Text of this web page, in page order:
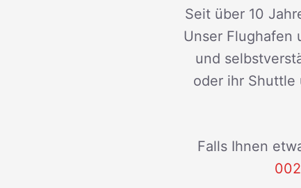
Seit über 10
Unser Flughafen
und
oder ihr Shuttle
Falls Ihnen